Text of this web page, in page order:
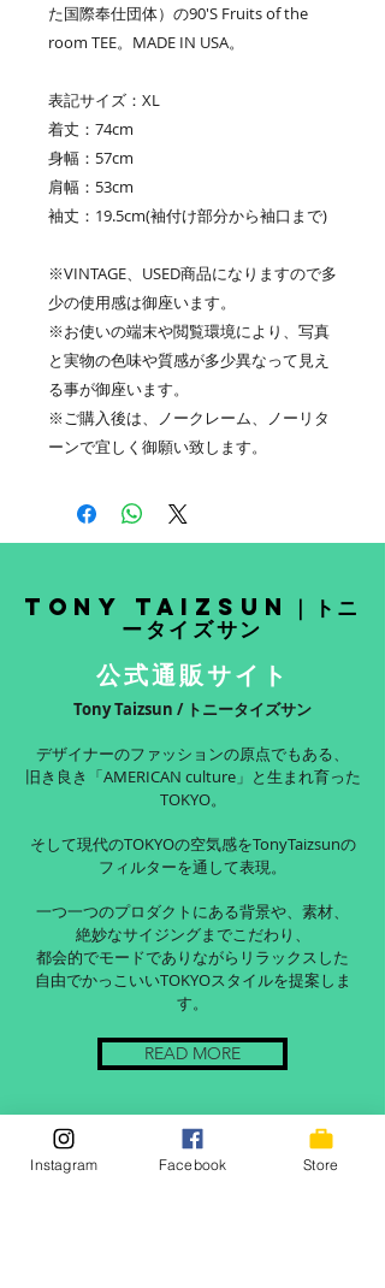
た国際奉仕団体）の90'S Fruits of the
room TEE。MADE IN USA。
表記サイズ：XL
着丈：74cm
身幅：57cm
肩幅：53cm
袖丈：19.5cm(袖付け部分から袖口まで)
※VINTAGE、USED商品になりますので多
少の使用感は御座います。
※お使いの端末や閲覧環境により、写真
と実物の色味や質感が多少異なって見え
る事が御座います。
※ご購入後は、ノークレーム、ノーリタ
ーンで宜しく御願い致します。
Tony Taizsun｜トニ
ータイズサン
公式通販サイト
Tony Taizsun / トニータイズサン
デザイナーのファッションの原点でもある、
旧き良き「AMERICAN culture」と生まれ育った
TOKYO。
そして現代のTOKYOの空気感をTonyTaizsunの
フィルターを通して表現。
一つ一つのプロダクトにある背景や、素材、
絶妙なサイジングまでこだわり、
都会的でモードでありながらリラックスした
自由でかっこいいTOKYOスタイルを提案しま
す。
READ MORE
© TaizSun
Instagram Facebook Store